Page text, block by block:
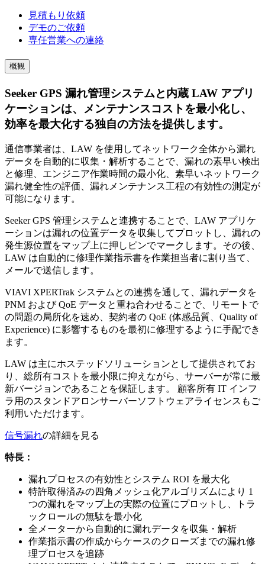
見積もり依頼
デモのご依頼
専任営業への連絡
概観
Seeker GPS 漏れ管理システムと内蔵 LAW アプリ
ケーションは、メンテナンスコストを最小化し、
効率を最大化する独自の方法を提供します。
通信事業者は、LAW を使用してネットワーク全体から漏れ
データを自動的に収集・解析することで、漏れの素早い検出
と修理、エンジニア作業時間の最小化、素早いネットワーク
漏れ健全性の評価、漏れメンテナンス工程の有効性の測定が
可能になります。
Seeker GPS 管理システムと連携することで、LAW アプリケ
ーションは漏れの位置データを収集してプロットし、漏れの
発生源位置をマップ上に押しピンでマークします。その後、
LAW は自動的に修理作業指示書を作業担当者に割り当て、
メールで送信します。
VIAVI XPERTrak システムとの連携を通して、漏れデータを
PNM および QoE データと重ね合わせることで、リモートで
の問題の局所化を速め、契約者の QoE (体感品質、Quality of
Experience) に影響するものを最初に修理するように手配でき
ます。
LAW は主にホステッドソリューションとして提供されてお
り、総所有コストを最小限に抑えながら、サーバーが常に最
新バージョンであることを保証します。 顧客所有 IT インフ
ラ用のスタンドアロンサーバーソフトウェアライセンスもご
利用いただけます。
信号漏れの詳細を見る
特長：
漏れプロセスの有効性とシステム ROI を最大化
特許取得済みの四角メッシュ化アルゴリズムにより 1
つの漏れをマップ上の実際の位置にプロットし、トラ
ックロールの無駄を最小化
全メーターから自動的に漏れデータを収集・解析
作業指示書の作成からケースのクローズまでの漏れ修
理プロセスを追跡